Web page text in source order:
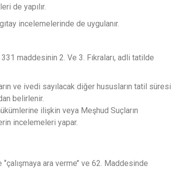
de yapılır.
incelemelerinde de uygulanır.
331 maddesinin 2. Ve 3. Fıkraları, adli tatilde
ve ivedi sayılacak diğer hususların tatil süresi
belirlenir.
ilişkin veya Meşhud Suçların
incelemeleri yapar.
ara verme’’ ve 62. Maddesinde